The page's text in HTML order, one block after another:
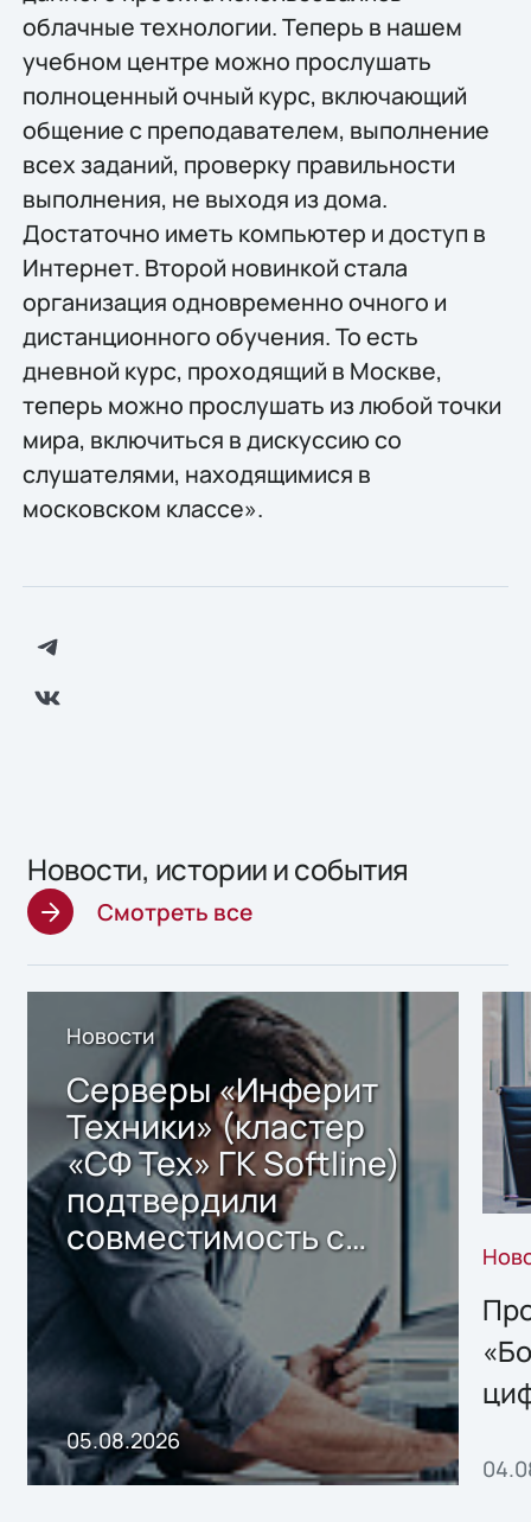
облачные технологии. Теперь в нашем
учебном центре можно прослушать
полноценный очный курс, включающий
общение с преподавателем, выполнение
всех заданий, проверку правильности
выполнения, не выходя из дома.
Достаточно иметь компьютер и доступ в
Интернет. Второй новинкой стала
организация одновременно очного и
дистанционного обучения. То есть
дневной курс, проходящий в Москве,
теперь можно прослушать из любой точки
мира, включиться в дискуссию со
слушателями, находящимися в
московском классе».
Новости, истории и события
Смотреть все
Новости
Серверы «Инферит
Техники» (кластер
«СФ Тех» ГК Softline)
подтвердили
совместимость с
решением Sharx
Storage 2.x для
хранения данных
05.08.2026